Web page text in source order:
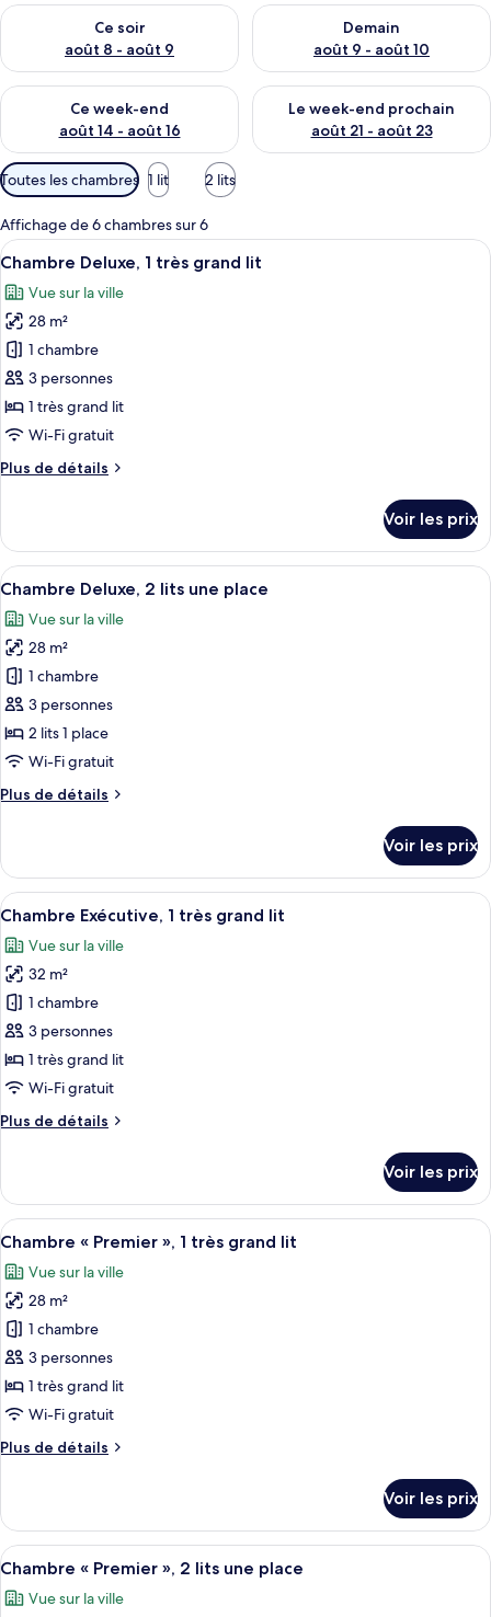
Ce soir
août 8 - août 9
Vérifier la disponibilité pour ce soir août 8 - août 9
Demain
août 9 - août 10
Vérifier la disponibilité pour
Ce week-end
août 14 - août 16
Vérifier la disponibilité pour ce week-end août 14 - août 16
Le week-end prochain
août 21 - août 23
Vérifier la disponibilité pour
Filtres
disponibles
pour
les
chambres
Toutes les chambres 1 lit 2 lits
Affichage de 6 chambres sur 6
Afficher
toutes
les
photos
pour
ce
type
de
chambre :
Chambre
très
grand
lit
Une chambre d’hôtel équipée d’un
8
Chambre Deluxe, 1 très grand lit
Vue sur la ville
28 m²
1 chambre
3 personnes
1 très grand lit
Wi-Fi gratuit
Plus de détails
Plus
le
type
de
Chambre
Deluxe,
très
grand
lit
Voir les prix
Afficher
toutes
les
photos
pour
ce
type
de
chambre :
Chambre
lits
une
place
Une chambre d’hôtel avec deux
6
Chambre Deluxe, 2 lits une place
Vue sur la ville
28 m²
1 chambre
3 personnes
2 lits 1 place
Wi-Fi gratuit
Plus de détails
Plus
le
type
de
Chambre
Deluxe,
lits
une
place
Voir les prix
Afficher
toutes
les
photos
pour
ce
type
de
chambre :
Chambre
très
grand
lit
Chambre Exécutive, 1 très grand lit
9
Chambre Exécutive, 1 très grand lit
Vue sur la ville
32 m²
1 chambre
3 personnes
1 très grand lit
Wi-Fi gratuit
Plus de détails
Plus
le
type
de
Chambre
Exécutive,
très
grand
lit
Voir les prix
Afficher
toutes
les
photos
pour
ce
type
de
chambre :
Chambre
»,
1
très
grand
Une chambre d’hôtel équipée d’un
6
Chambre « Premier », 1 très grand lit
Vue sur la ville
28 m²
1 chambre
3 personnes
1 très grand lit
Wi-Fi gratuit
Plus de détails
Plus
le
type
de
Chambre
Voir les prix
Afficher
toutes
les
Une chambre d’hôtel avec deux
6
Chambre « Premier », 2 lits une place
Vue sur la ville